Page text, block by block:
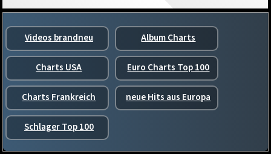
Videos brandneu Album Charts
Charts USA Euro Charts Top 100
Charts Frankreich neue Hits aus Europa
Schlager Top 100